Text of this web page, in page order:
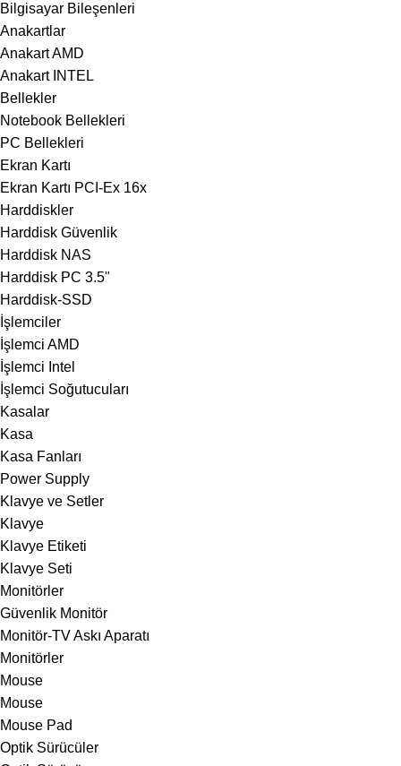
Bilgisayar Bileşenleri
Anakartlar
Anakart AMD
Anakart INTEL
Bellekler
Notebook Bellekleri
PC Bellekleri
Ekran Kartı
Ekran Kartı PCI-Ex 16x
Harddiskler
Harddisk Güvenlik
Harddisk NAS
Harddisk PC 3.5"
Harddisk-SSD
İşlemciler
İşlemci AMD
İşlemci Intel
İşlemci Soğutucuları
Kasalar
Kasa
Kasa Fanları
Power Supply
Klavye ve Setler
Klavye
Klavye Etiketi
Klavye Seti
Monitörler
Güvenlik Monitör
Monitör-TV Askı Aparatı
Monitörler
Mouse
Mouse
Mouse Pad
Optik Sürücüler